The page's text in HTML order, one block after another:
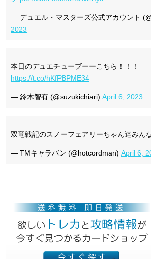
— デュエル・マスターズ公式アカウント
2023
本日のデュエチューブーーこちら！！！
https://t.co/hKfPBPME34
— 鈴木智有 (@suzukichiari) April 6, 2023
双竜戦記のスノーフェアリーちゃん達みん
— TMキャラバン (@hotcordman) April 6,